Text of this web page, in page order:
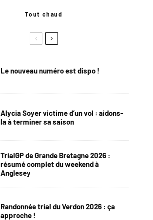
Tout chaud
Le nouveau numéro est dispo !
Alycia Soyer victime d’un vol : aidons-
la à terminer sa saison
TrialGP de Grande Bretagne 2026 :
résumé complet du weekend à
Anglesey
Randonnée trial du Verdon 2026 : ça
approche !